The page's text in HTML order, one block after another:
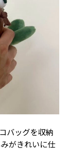
バッグを収納
がきれいに仕